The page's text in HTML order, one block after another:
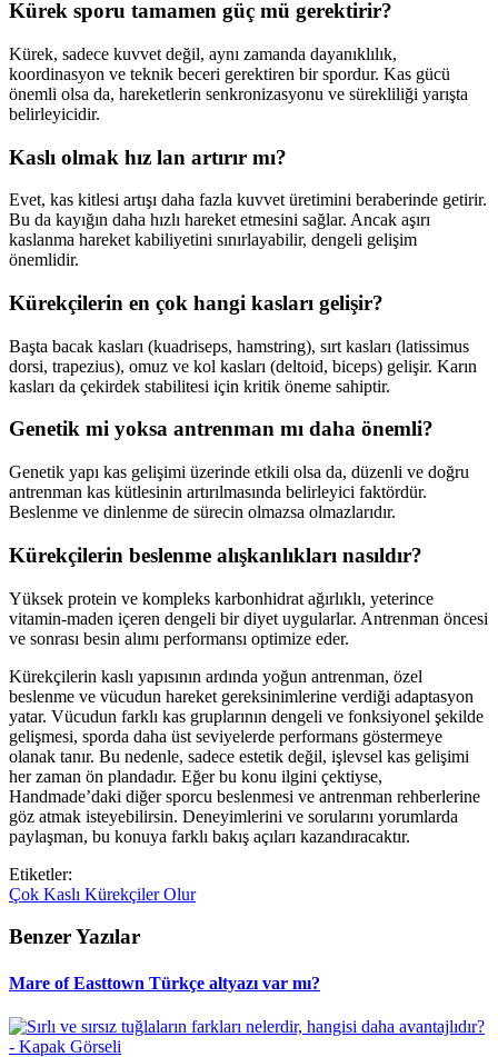
Kürek sporu tamamen güç mü gerektirir?
Kürek, sadece kuvvet değil, aynı zamanda dayanıklılık,
koordinasyon ve teknik beceri gerektiren bir spordur. Kas gücü
önemli olsa da, hareketlerin senkronizasyonu ve sürekliliği yarışta
belirleyicidir.
Kaslı olmak hız lan artırır mı?
Evet, kas kitlesi artışı daha fazla kuvvet üretimini beraberinde getirir.
Bu da kayığın daha hızlı hareket etmesini sağlar. Ancak aşırı
kaslanma hareket kabiliyetini sınırlayabilir, dengeli gelişim
önemlidir.
Kürekçilerin en çok hangi kasları gelişir?
Başta bacak kasları (kuadriseps, hamstring), sırt kasları (latissimus
dorsi, trapezius), omuz ve kol kasları (deltoid, biceps) gelişir. Karın
kasları da çekirdek stabilitesi için kritik öneme sahiptir.
Genetik mi yoksa antrenman mı daha önemli?
Genetik yapı kas gelişimi üzerinde etkili olsa da, düzenli ve doğru
antrenman kas kütlesinin artırılmasında belirleyici faktördür.
Beslenme ve dinlenme de sürecin olmazsa olmazlarıdır.
Kürekçilerin beslenme alışkanlıkları nasıldır?
Yüksek protein ve kompleks karbonhidrat ağırlıklı, yeterince
vitamin-maden içeren dengeli bir diyet uygularlar. Antrenman öncesi
ve sonrası besin alımı performansı optimize eder.
Kürekçilerin kaslı yapısının ardında yoğun antrenman, özel
beslenme ve vücudun hareket gereksinimlerine verdiği adaptasyon
yatar. Vücudun farklı kas gruplarının dengeli ve fonksiyonel şekilde
gelişmesi, sporda daha üst seviyelerde performans göstermeye
olanak tanır. Bu nedenle, sadece estetik değil, işlevsel kas gelişimi
her zaman ön plandadır. Eğer bu konu ilgini çektiyse,
Handmade’daki diğer sporcu beslenmesi ve antrenman rehberlerine
göz atmak isteyebilirsin. Deneyimlerini ve sorularını yorumlarda
paylaşman, bu konuya farklı bakış açıları kazandıracaktır.
Etiketler:
Çok Kaslı KürekçilerOlur
Benzer Yazılar
Mare of Easttown Türkçe altyazı var mı?